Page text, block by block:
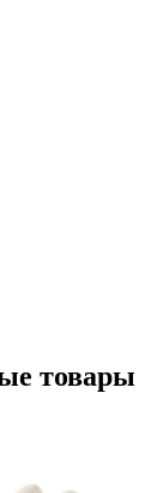
товары